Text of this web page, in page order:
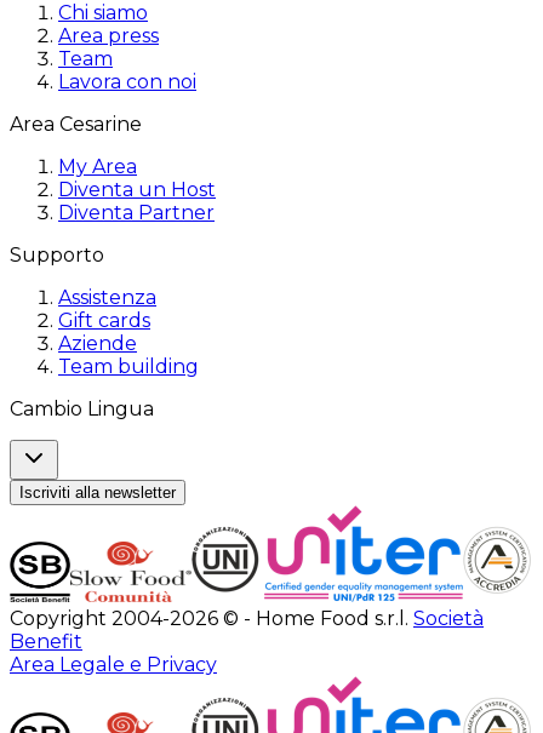
Chi siamo
Area press
Team
Lavora con noi
Area Cesarine
My Area
Diventa un Host
Diventa Partner
Supporto
Assistenza
Gift cards
Aziende
Team building
Cambio Lingua
Iscriviti alla newsletter
Copyright 2004-2026 © - Home Food s.r.l. Società
Benefit
Area Legale e Privacy